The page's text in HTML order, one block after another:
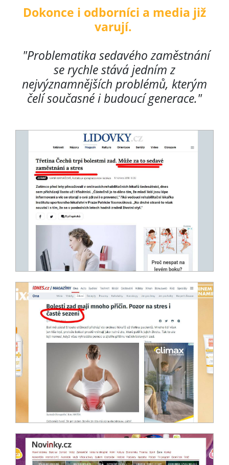
Dokonce i odborníci a media již
varují.
"Problematika sedavého zaměstnání
se rychle stává jedním z
nejvýznamnějších problémů, kterým
čelí současné i budoucí generace."